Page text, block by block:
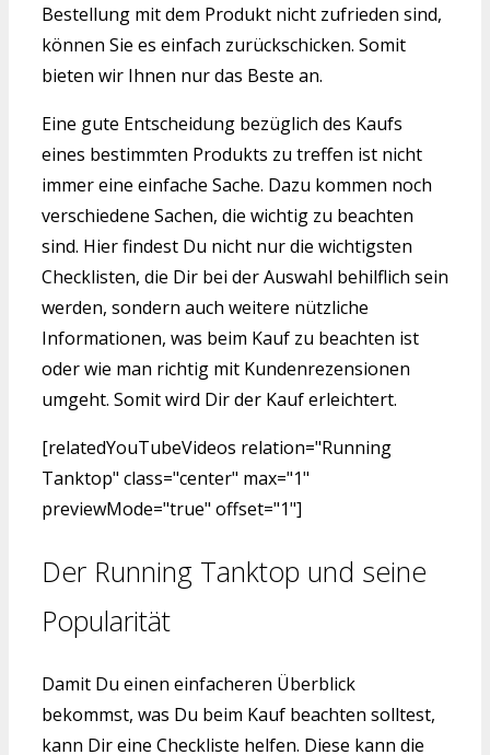
Bestellung mit dem Produkt nicht zufrieden sind,
können Sie es einfach zurückschicken. Somit
bieten wir Ihnen nur das Beste an.
Eine gute Entscheidung bezüglich des Kaufs
eines bestimmten Produkts zu treffen ist nicht
immer eine einfache Sache. Dazu kommen noch
verschiedene Sachen, die wichtig zu beachten
sind. Hier findest Du nicht nur die wichtigsten
Checklisten, die Dir bei der Auswahl behilflich sein
werden, sondern auch weitere nützliche
Informationen, was beim Kauf zu beachten ist
oder wie man richtig mit Kundenrezensionen
umgeht. Somit wird Dir der Kauf erleichtert.
[relatedYouTubeVideos relation="Running
Tanktop" class="center" max="1"
previewMode="true" offset="1"]
Der Running Tanktop und seine
Popularität
Damit Du einen einfacheren Überblick
bekommst, was Du beim Kauf beachten solltest,
kann Dir eine Checkliste helfen. Diese kann die